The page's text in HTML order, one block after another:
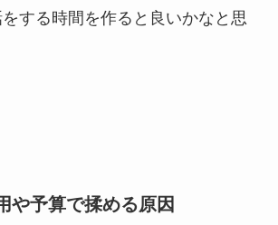
する時間を作ると良いかなと思
や予算で揉める原因